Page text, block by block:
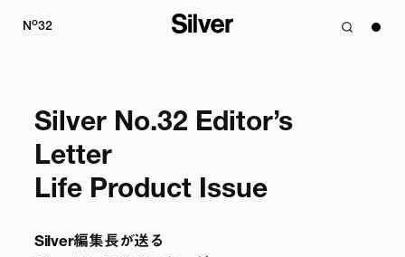
No32
Silver No.32 Editor’s
Letter
Life Product Issue
Silver編集長が送る